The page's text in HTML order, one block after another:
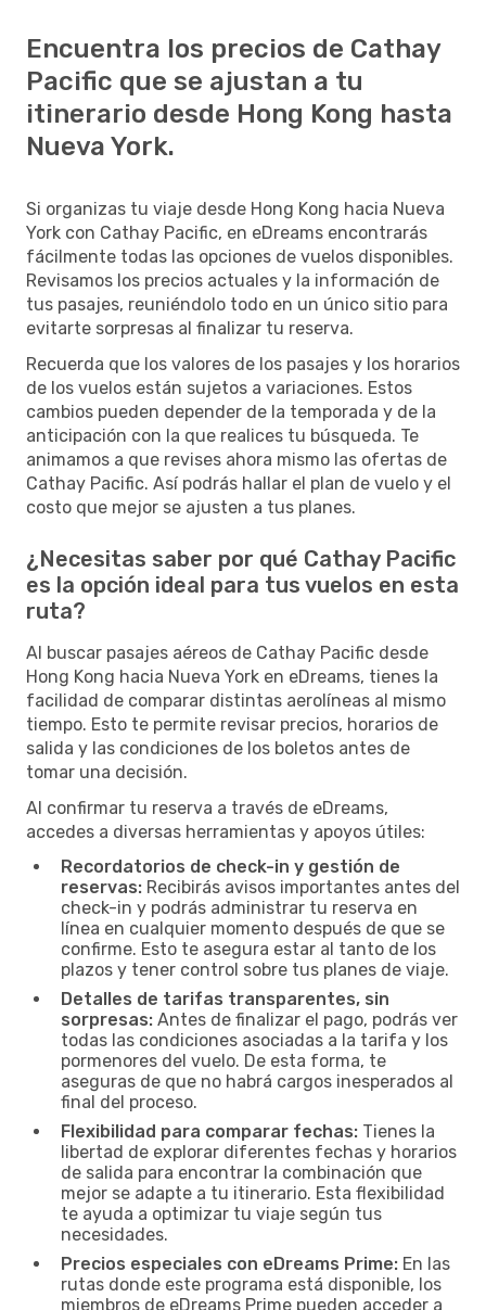
Encuentra los precios de Cathay
Pacific que se ajustan a tu
itinerario desde Hong Kong hasta
Nueva York.
Si organizas tu viaje desde Hong Kong hacia Nueva
York con Cathay Pacific, en eDreams encontrarás
fácilmente todas las opciones de vuelos disponibles.
Revisamos los precios actuales y la información de
tus pasajes, reuniéndolo todo en un único sitio para
evitarte sorpresas al finalizar tu reserva.
Recuerda que los valores de los pasajes y los horarios
de los vuelos están sujetos a variaciones. Estos
cambios pueden depender de la temporada y de la
anticipación con la que realices tu búsqueda. Te
animamos a que revises ahora mismo las ofertas de
Cathay Pacific. Así podrás hallar el plan de vuelo y el
costo que mejor se ajusten a tus planes.
¿Necesitas saber por qué Cathay Pacific
es la opción ideal para tus vuelos en esta
ruta?
Al buscar pasajes aéreos de Cathay Pacific desde
Hong Kong hacia Nueva York en eDreams, tienes la
facilidad de comparar distintas aerolíneas al mismo
tiempo. Esto te permite revisar precios, horarios de
salida y las condiciones de los boletos antes de
tomar una decisión.
Al confirmar tu reserva a través de eDreams,
accedes a diversas herramientas y apoyos útiles:
Recordatorios de check-in y gestión de
reservas: Recibirás avisos importantes antes del
check-in y podrás administrar tu reserva en
línea en cualquier momento después de que se
confirme. Esto te asegura estar al tanto de los
plazos y tener control sobre tus planes de viaje.
Detalles de tarifas transparentes, sin
sorpresas: Antes de finalizar el pago, podrás ver
todas las condiciones asociadas a la tarifa y los
pormenores del vuelo. De esta forma, te
aseguras de que no habrá cargos inesperados al
final del proceso.
Flexibilidad para comparar fechas: Tienes la
libertad de explorar diferentes fechas y horarios
de salida para encontrar la combinación que
mejor se adapte a tu itinerario. Esta flexibilidad
te ayuda a optimizar tu viaje según tus
necesidades.
Precios especiales con eDreams Prime: En las
rutas donde este programa está disponible, los
miembros de eDreams Prime pueden acceder a